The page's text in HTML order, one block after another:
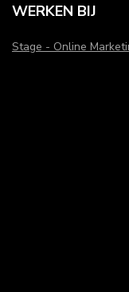
WERKEN BIJ
Stage - Online